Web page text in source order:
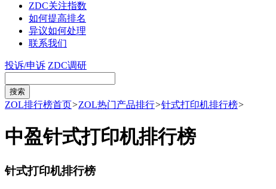
ZDC关注指数
如何提高排名
异议如何处理
联系我们
投诉/申诉 ZDC调研
ZOL排行榜首页>ZOL热门产品排行>针式打印机排行榜>
中盈针式打印机排行榜
针式打印机排行榜